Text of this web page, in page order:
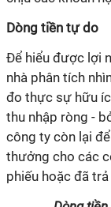
Dòng tiền tự do
Để hiểu được lợi
nhà phân tích
đo thực sự hữu
thu nhập ròng -
công ty còn lại
thưởng cho các
phiếu hoặc đã trả